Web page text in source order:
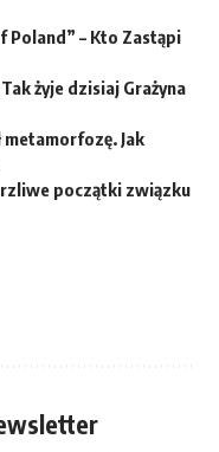
Poland” – Kto Zastąpi
żyje dzisiaj Grażyna
Jak
początki związku